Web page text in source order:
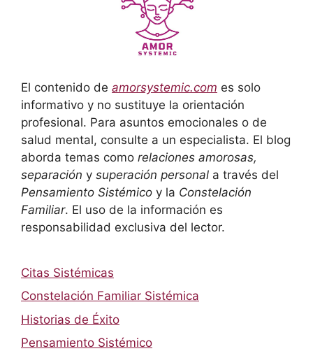
El contenido de amorsystemic.com es solo
informativo y no sustituye la orientación
profesional. Para asuntos emocionales o de
salud mental, consulte a un especialista. El blog
aborda temas como relaciones amorosas,
separación y superación personal a través del
Pensamiento Sistémico y la Constelación
Familiar. El uso de la información es
responsabilidad exclusiva del lector.
Citas Sistémicas
Constelación Familiar Sistémica
Historias de Éxito
Pensamiento Sistémico